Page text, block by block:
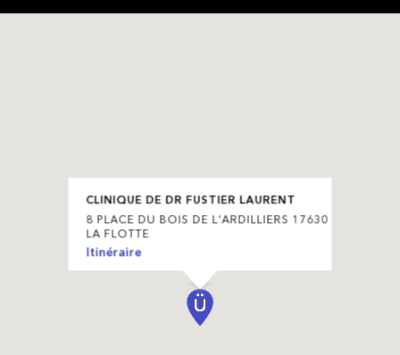
CLINIQUE DE DR FUSTIER LAURENT
8 PLACE DU BOIS DE L'ARDILLIERS 17630
LA FLOTTE
Itinéraire